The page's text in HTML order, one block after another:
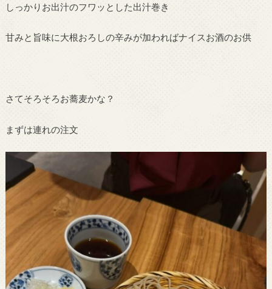
しっかりお出汁のフワッとした出汁巻き
甘みと旨味に大根おろしの辛みが加わればナイスお酒のお供
さてそろそろお蕎麦かな？
まずは連れの注文